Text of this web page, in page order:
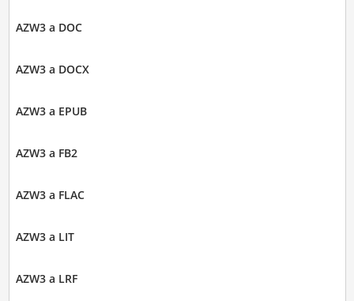
AZW3 a DOC
AZW3 a DOCX
AZW3 a EPUB
AZW3 a FB2
AZW3 a FLAC
AZW3 a LIT
AZW3 a LRF